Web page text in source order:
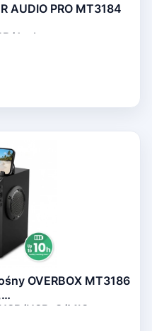
AUDIO PRO MT3184
Jack
RGB/16h/RMS
OVERBOX MT3186
USB-C/MIC-
900W